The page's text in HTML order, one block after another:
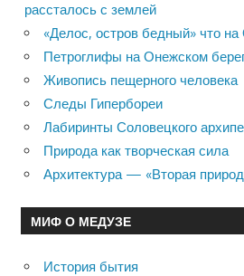
рассталось с землей
«Делос, остров бедный» что на
Петроглифы на Онежском
Живопись пещерного человека
Следы Гипербореи
Лабиринты Соловецкого
Природа как творческая сила
Архитектура — «Вторая
МИФ О МЕДУЗЕ
История бытия